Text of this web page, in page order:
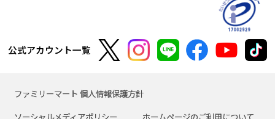
公式アカウント一覧
ファミリーマート 個人情報保護方針
ソーシャルメディアポリシー
ホームページのご利用について